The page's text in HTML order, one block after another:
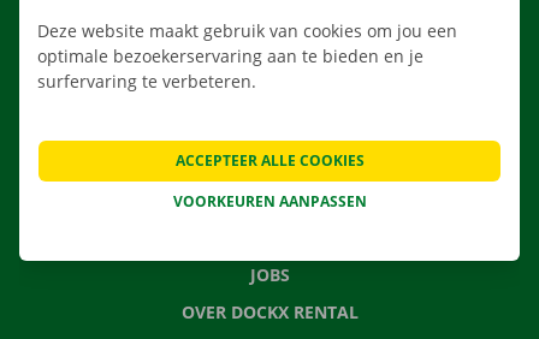
VEELGESTELDE VRAGEN
NIEUWS
JOBS
OVER DOCKX RENTAL
Deze website maakt gebruik van cookies om jou een
optimale bezoekerservaring aan te bieden en je
surfervaring te verbeteren.
VOORKEUREN AANPASSEN
ACCEPTEER ALLE COOKIES